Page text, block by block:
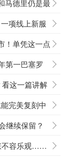
马德里仍是最
项线上新服
！单凭这一点
第一巴塞罗
这一篇讲解
完美复刻中
继续保留？
不容乐观……